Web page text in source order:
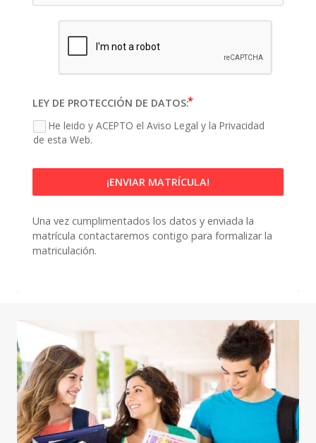
LEY DE PROTECCIÓN DE DATOS:
He leido y ACEPTO el Aviso Legal y la Privacidad
de esta Web.
¡ENVIAR MATRÍCULA!
Una vez cumplimentados los datos y enviada la
matrícula contactaremos contigo para formalizar la
matriculación.